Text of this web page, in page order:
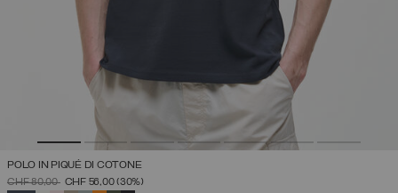
POLO IN PIQUÉ DI COTONE
PREZZO RIDOTTO DA
CHF 80,00ACHF 56,00(30%)